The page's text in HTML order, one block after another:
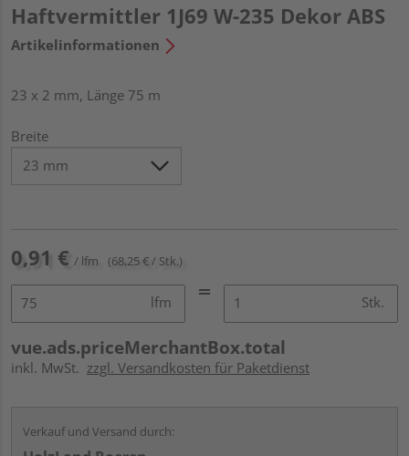
Haftvermittler 1J69 W-235 Dekor ABS
Artikelinformationen
23 x 2 mm, Länge 75 m
Breite
0,91 € / lfm (68,25 € / Stk.)
lfm Stk.
vue.ads.priceMerchantBox.total
inkl. MwSt. zzgl. Versandkosten für Paketdienst
Verkauf und Versand durch: